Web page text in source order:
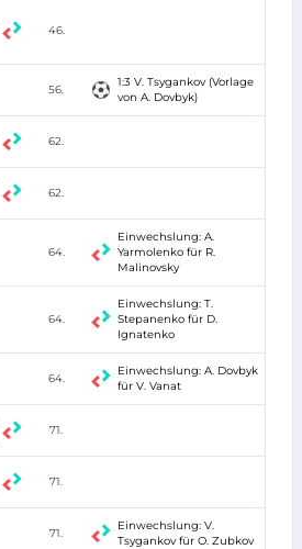
46.
56.
1:3 V. Tsygankov (Vorlage
von A. Dovbyk)
62.
62.
64.
Einwechslung: A.
Yarmolenko für R.
Malinovsky
64.
Einwechslung: T.
Stepanenko für D.
Ignatenko
64.
Einwechslung: A. Dovbyk
für V. Vanat
71.
71.
71.
Einwechslung: V.
Tsygankov für O. Zubkov